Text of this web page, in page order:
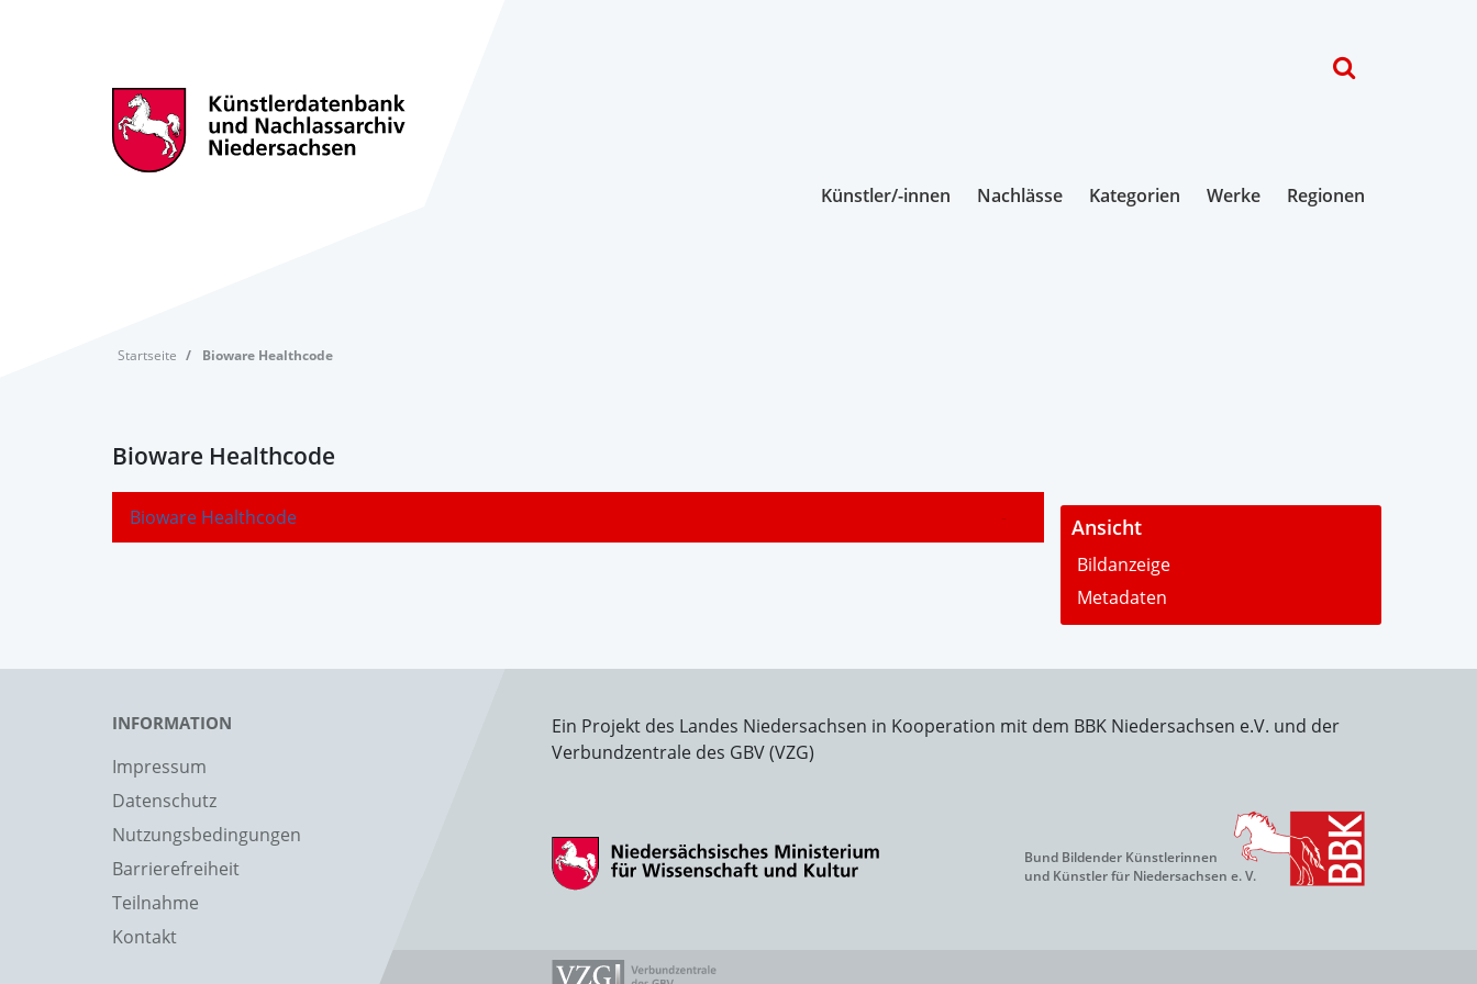
Künstler/-innen Nachlässe Kategorien Werke Regionen
Startseite Bioware Healthcode
Bioware Healthcode
Bioware Healthcode - Ansicht
Bildanzeige
Metadaten
INFORMATION
Impressum
Datenschutz
Nutzungsbedingungen
Barrierefreiheit
Teilnahme
Kontakt
Ein Projekt des Landes Niedersachsen in Kooperation mit dem BBK Niedersachsen e.V. und der
Verbundzentrale des GBV (VZG)
Bund Bildender Künstlerinnen
und Künstler für Niedersachsen e. V.